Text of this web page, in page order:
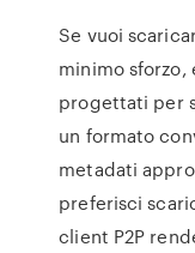
Se vuoi
minimo
progettati per
un formato
metadati
preferisci
client P2P